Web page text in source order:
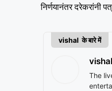
निर्णयानंतर दरेकरांनी
vishal के बारे में
vishal
The